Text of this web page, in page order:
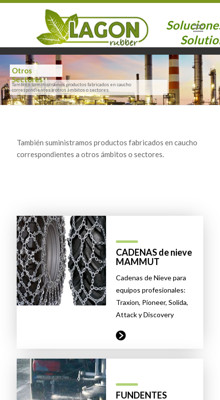
También suministramos productos fabricados en caucho
correspondientes a otros ámbitos o sectores.
Otros
Sectores
También suministramos productos fabricados en caucho
correspondientes a otros ámbitos o sectores.
CADENAS de nieve
MAMMUT
Cadenas de Nieve para
equipos profesionales:
Traxion, Pioneer, Solida,
Attack y Discovery
FUNDENTES